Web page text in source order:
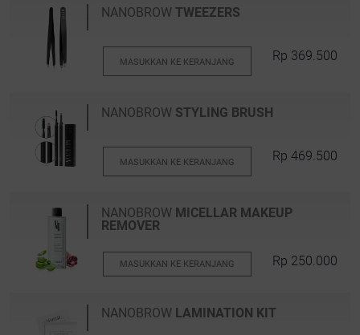
NANOBROW TWEEZERS
MASUKKAN KE KERANJANG Rp 369.500
NANOBROW STYLING BRUSH
MASUKKAN KE KERANJANG Rp 469.500
NANOBROW MICELLAR MAKEUP
REMOVER
MASUKKAN KE KERANJANG Rp 250.000
NANOBROW LAMINATION KIT